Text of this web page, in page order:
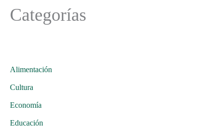
Categorías
Alimentación
Cultura
Economía
Educación